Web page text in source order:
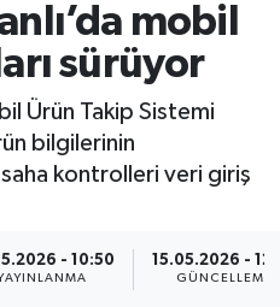
mobil
sürüyor
Ürün Takip Sistemi
bilgilerinin
kontrolleri veri giriş
- 10:50 15.05.2026 -
GÜNCELLEME